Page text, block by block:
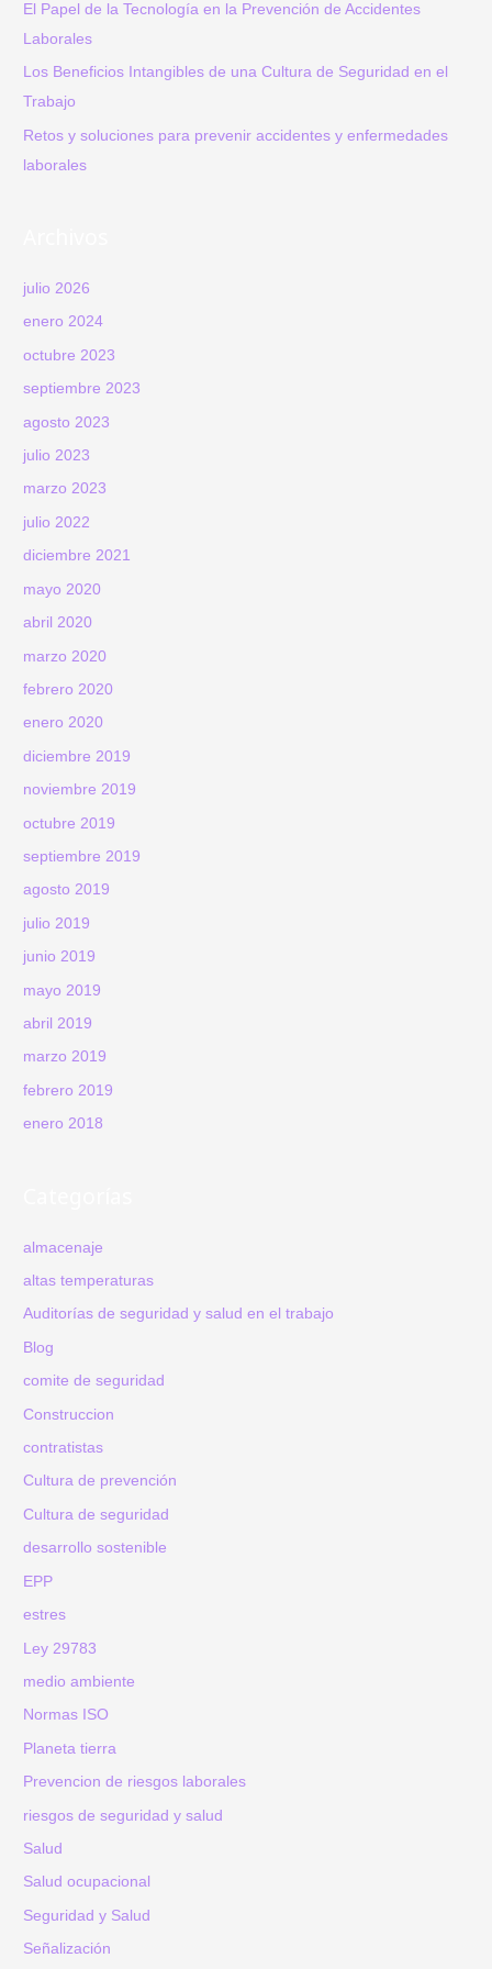
El Papel de la Tecnología en la Prevención de Accidentes
Laborales
Los Beneficios Intangibles de una Cultura de Seguridad en el
Trabajo
Retos y soluciones para prevenir accidentes y enfermedades
laborales
julio 2026
enero 2024
octubre 2023
septiembre 2023
agosto 2023
julio 2023
marzo 2023
julio 2022
diciembre 2021
mayo 2020
abril 2020
marzo 2020
febrero 2020
enero 2020
diciembre 2019
noviembre 2019
octubre 2019
septiembre 2019
agosto 2019
julio 2019
junio 2019
mayo 2019
abril 2019
marzo 2019
febrero 2019
enero 2018
almacenaje
altas temperaturas
Auditorías de seguridad y salud en el trabajo
Blog
comite de seguridad
Construccion
contratistas
Cultura de prevención
Cultura de seguridad
desarrollo sostenible
EPP
estres
Ley 29783
medio ambiente
Normas ISO
Planeta tierra
Prevencion de riesgos laborales
riesgos de seguridad y salud
Salud
Salud ocupacional
Seguridad y Salud
Señalización